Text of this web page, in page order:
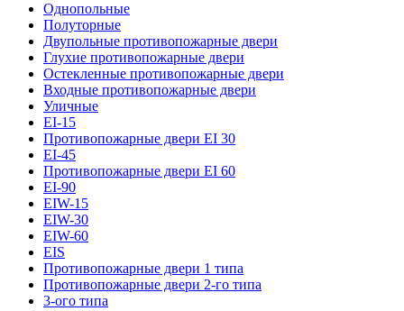
Однопольные
Полуторные
Двупольные противопожарные двери
Глухие противопожарные двери
Остекленные противопожарные двери
Входные противопожарные двери
Уличные
EI-15
Противопожарные двери EI 30
EI-45
Противопожарные двери EI 60
EI-90
EIW-15
EIW-30
EIW-60
EIS
Противопожарные двери 1 типа
Противопожарные двери 2-го типа
3-ого типа